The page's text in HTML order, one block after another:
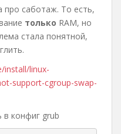
про саботаж. То есть,
только RAM, но
стала понятной,
install/linux-
support-cgroup-swap-
в конфиг grub